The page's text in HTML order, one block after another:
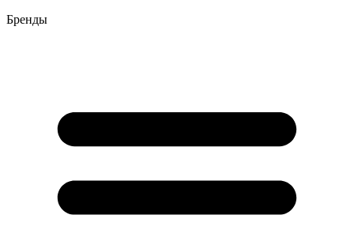
Бренды